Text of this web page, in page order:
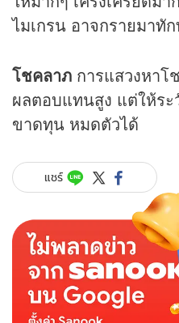
ไมเกรน อาจกรายมาทั
โชคลาภ การแสวงหา
ผลตอบแทนสูง แต่ให้ร
ขาดทุน หมดตัวได้
แชร์